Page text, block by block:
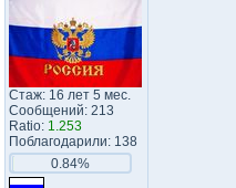
Стаж: 16 лет 5 мес.
Сообщений: 213
Ratio: 1.253
Поблагодарили: 138
0.84%